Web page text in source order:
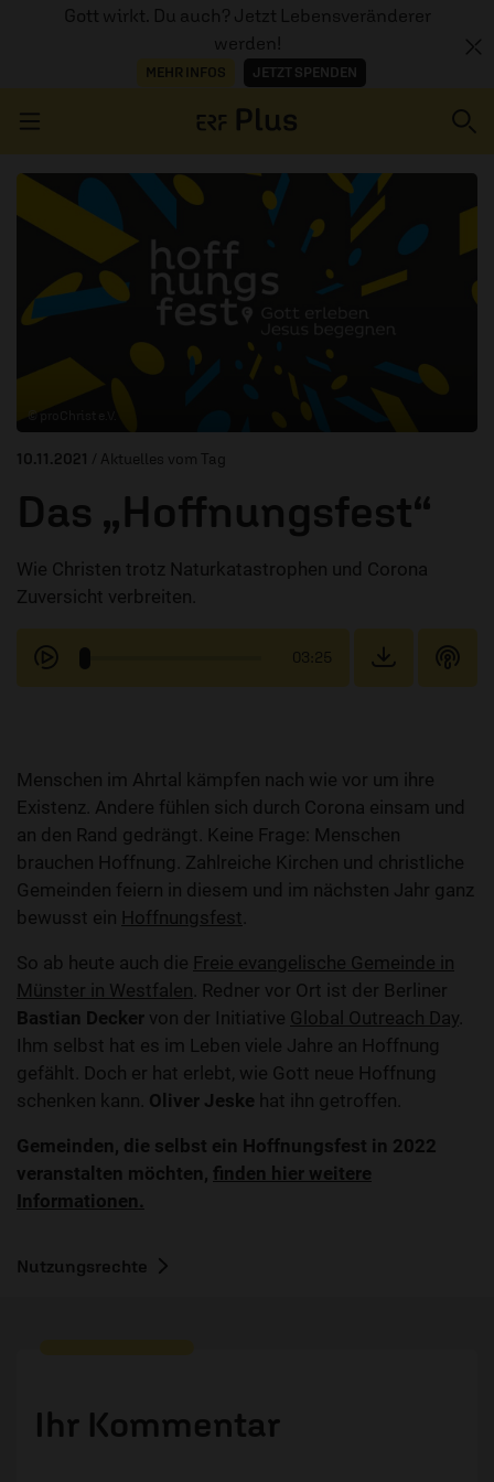
Gott wirkt. Du auch? Jetzt Lebensveränderer
werden!
MEHR INFOS JETZT SPENDEN
ERZÄHL MAL
AUDIOTHEK
© proChrist e.V.
10.11.2021 / Aktuelles vom Tag
Das „Hoffnungsfest“
Wie Christen trotz Naturkatastrophen und Corona
Zuversicht verbreiten.
03:25
Menschen im Ahrtal kämpfen nach wie vor um ihre
Existenz. Andere fühlen sich durch Corona einsam und
an den Rand gedrängt. Keine Frage: Menschen
brauchen Hoffnung. Zahlreiche Kirchen und christliche
Gemeinden feiern in diesem und im nächsten Jahr ganz
bewusst ein Hoffnungsfest
So ab heute auch die Freie evangelische Gemeinde in
Münster in Westfalen . Redner vor Ort ist der Berliner
Bastian Decker von der Initiative Global Outreach Day
Ihm selbst hat es im Leben viele Jahre an Hoffnung
gefählt. Doch er hat erlebt, wie Gott neue Hoffnung
schenken kann. Oliver Jeske hat ihn getroffen.
Gemeinden, die selbst ein Hoffnungsfest in 2022
veranstalten möchten, finden hier weitere
Informationen.
Nutzungsrechte
Ihr Kommentar